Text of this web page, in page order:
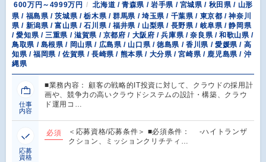
600万円～4999万円
北海道 / 青森県 / 岩手県 / 宮城県 / 秋田県 / 山形
県 / 福島県 / 茨城県 / 栃木県 / 群馬県 / 埼玉県 / 千葉県 / 東京都 / 神奈川
県 / 新潟県 / 富山県 / 石川県 / 福井県 / 山梨県 / 長野県 / 岐阜県 / 静岡県
/ 愛知県 / 三重県 / 滋賀県 / 京都府 / 大阪府 / 兵庫県 / 奈良県 / 和歌山県 /
鳥取県 / 島根県 / 岡山県 / 広島県 / 山口県 / 徳島県 / 香川県 / 愛媛県 / 高
知県 / 福岡県 / 佐賀県 / 長崎県 / 熊本県 / 大分県 / 宮崎県 / 鹿児島県 / 沖
縄県
仕事
内容
■業務内容： 顧客の戦略的IT投資に対して、クラウドの採用計
画や、競争力の高いクラウドシステムの設計・構築、クラウ
ド運用コ…
応募
資格
必須
＜応募資格/応募条件＞ ■必須条件： -ハイトランザ
クション、ミッションクリチティ…